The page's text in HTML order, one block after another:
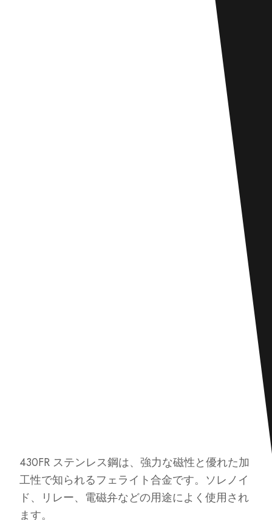
430FR ステンレス鋼は、強力な磁性と優れた加
工性で知られるフェライト合金です。ソレノイ
ド、リレー、電磁弁などの用途によく使用され
ます。